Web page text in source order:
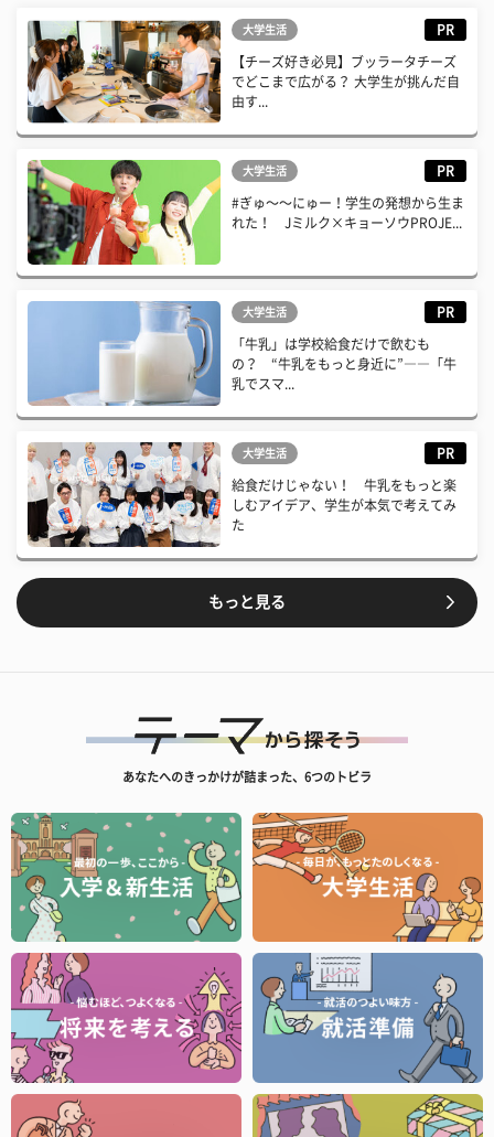
大学生活 PR
【チーズ好き必見】ブッラータチーズ
でどこまで広がる？ 大学生が挑んだ自
由す...
大学生活 PR
#ぎゅ〜〜にゅー！学生の発想から生ま
れた！ Jミルク×キョーソウPROJE...
大学生活 PR
「牛乳」は学校給食だけで飲むも
の？ “牛乳をもっと身近に”――「牛
乳でスマ...
大学生活 PR
給食だけじゃない！ 牛乳をもっと楽
しむアイデア、学生が本気で考えてみ
た
もっと見る
あなたへのきっかけが詰まった、6つのトビラ